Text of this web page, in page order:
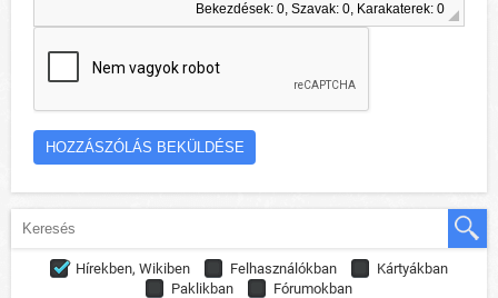
Bekezdések: 0, Szavak: 0, Karakaterek: 0
Hírekben, Wikiben Felhasználókban
Kártyákban
Paklikban
Fórumokban